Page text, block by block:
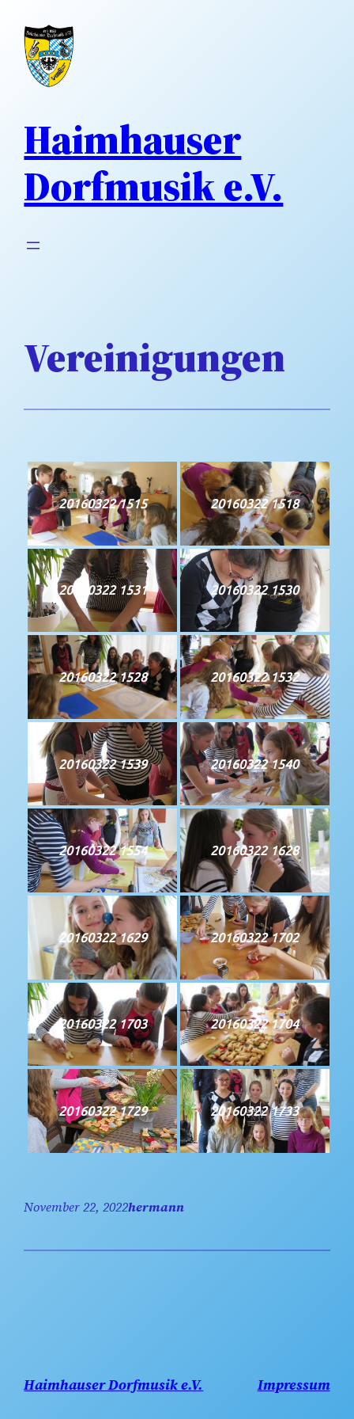
zum
Inhalt
wechseln
Haimhauser
Dorfmusik e.V.
Vereinigungen
20160322 1515 20160322 1518
20160322 1531 20160322 1530
20160322 1528 20160322 1532
20160322 1539 20160322 1540
20160322 1554 20160322 1628
20160322 1629 20160322 1702
20160322 1703 20160322 1704
20160322 1729 20160322 1733
November 22, 2022hermann
Haimhauser Dorfmusik e.V. Impressum